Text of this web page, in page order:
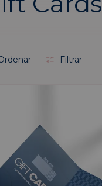
Filtrar